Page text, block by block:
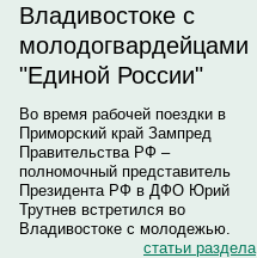
Владивостоке с
молодогвардейцами
"Единой России"
Во время рабочей поездки в
Приморский край Зампред
Правительства РФ –
полномочный представитель
Президента РФ в ДФО Юрий
Трутнев встретился во
Владивостоке с молодежью.
статьи раздела